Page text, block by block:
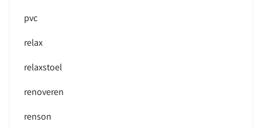
pvc
relax
relaxstoel
renoveren
renson